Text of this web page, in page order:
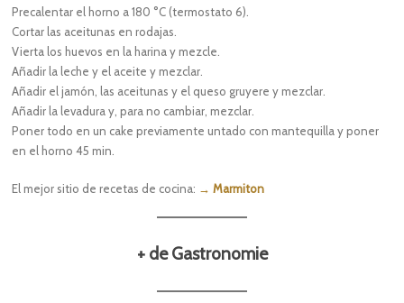
Precalentar el horno a 180 °C (termostato 6).
Cortar las aceitunas en rodajas.
Vierta los huevos en la harina y mezcle.
Añadir la leche y el aceite y mezclar.
Añadir el jamón, las aceitunas y el queso gruyere y mezclar.
Añadir la levadura y, para no cambiar, mezclar.
Poner todo en un cake previamente untado con mantequilla y poner
en el horno 45 min.
El mejor sitio de recetas de cocina: → Marmiton
+ de Gastronomie